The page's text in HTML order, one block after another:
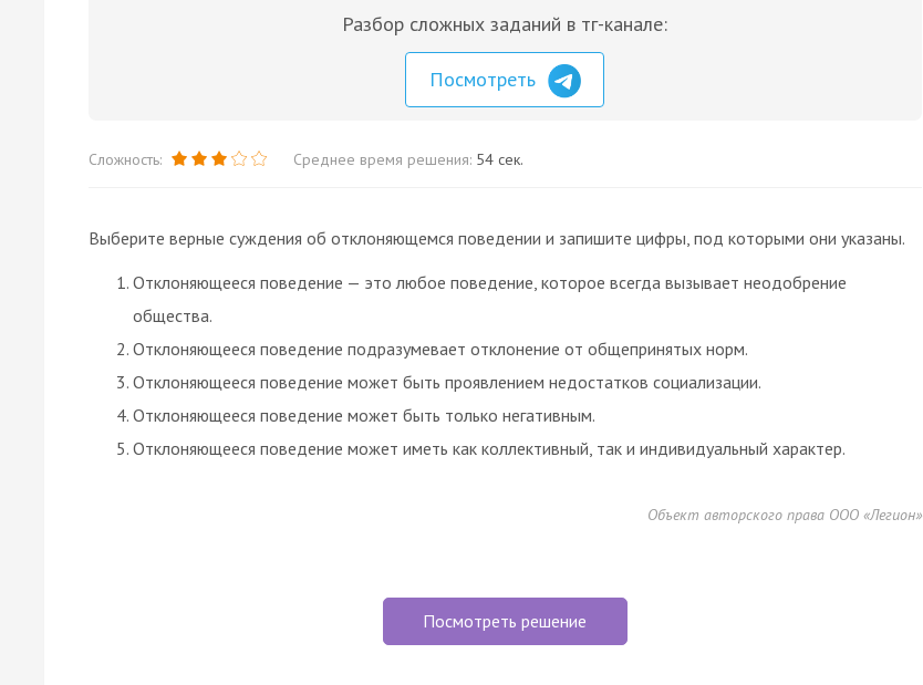
Разбор сложных заданий в тг-канале:
Посмотреть
Сложность: Среднее время решения: 54 сек.
Выберите верные суждения об отклоняющемся поведении и запишите цифры, под которыми они указаны.
Отклоняющееся поведение — это любое поведение, которое всегда вызывает неодобрение
общества.
Отклоняющееся поведение подразумевает отклонение от общепринятых норм.
Отклоняющееся поведение может быть проявлением недостатков социализации.
Отклоняющееся поведение может быть только негативным.
Отклоняющееся поведение может иметь как коллективный, так и индивидуальный характер.
Объект авторского права ООО «Легион»
Посмотреть решение